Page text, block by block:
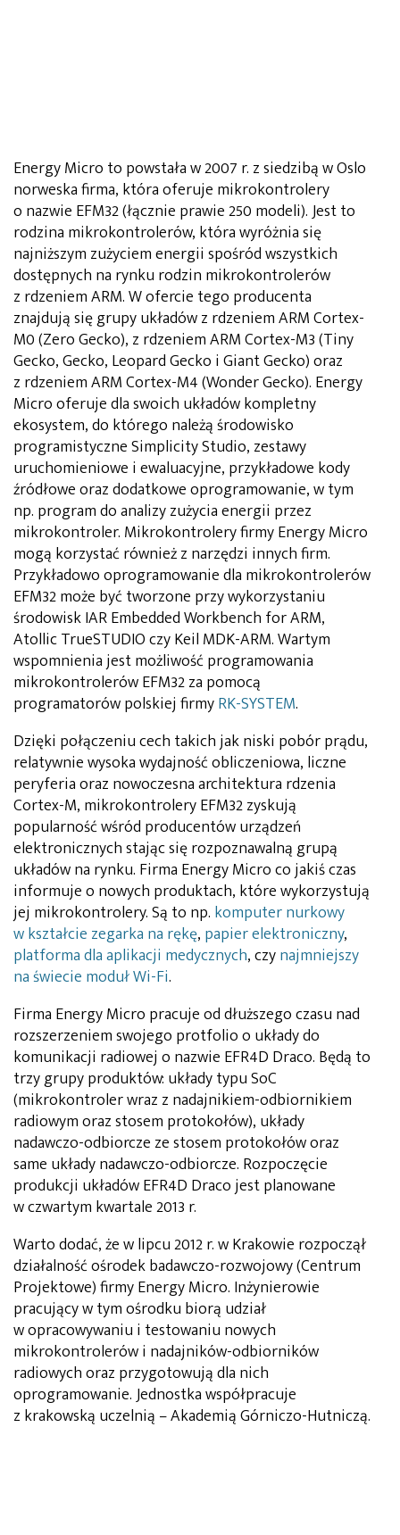
Energy Micro to powstała w 2007 r. z siedzibą w Oslo
norweska firma, która oferuje mikrokontrolery
o nazwie EFM32 (łącznie prawie 250 modeli). Jest to
rodzina mikrokontrolerów, która wyróżnia się
najniższym zużyciem energii spośród wszystkich
dostępnych na rynku rodzin mikrokontrolerów
z rdzeniem ARM. W ofercie tego producenta
znajdują się grupy układów z rdzeniem ARM Cortex-
M0 (Zero Gecko), z rdzeniem ARM Cortex-M3 (Tiny
Gecko, Gecko, Leopard Gecko i Giant Gecko) oraz
z rdzeniem ARM Cortex-M4 (Wonder Gecko). Energy
Micro oferuje dla swoich układów kompletny
ekosystem, do którego należą środowisko
programistyczne Simplicity Studio, zestawy
uruchomieniowe i ewaluacyjne, przykładowe kody
źródłowe oraz dodatkowe oprogramowanie, w tym
np. program do analizy zużycia energii przez
mikrokontroler. Mikrokontrolery firmy Energy Micro
mogą korzystać również z narzędzi innych firm.
Przykładowo oprogramowanie dla mikrokontrolerów
EFM32 może być tworzone przy wykorzystaniu
środowisk IAR Embedded Workbench for ARM,
Atollic TrueSTUDIO czy Keil MDK-ARM. Wartym
wspomnienia jest możliwość programowania
mikrokontrolerów EFM32 za pomocą
programatorów polskiej firmyRK-SYSTEM.
Dzięki połączeniu cech takich jak niski pobór prądu,
relatywnie wysoka wydajność obliczeniowa, liczne
peryferia oraz nowoczesna architektura rdzenia
Cortex-M, mikrokontrolery EFM32 zyskują
popularność wśród producentów urządzeń
elektronicznych stając się rozpoznawalną grupą
układów na rynku. Firma Energy Micro co jakiś czas
informuje o nowych produktach, które wykorzystują
jej mikrokontrolery. Są to np. komputer nurkowy
w kształcie zegarka na rękę, papier elektroniczny,
platforma dla aplikacji medycznych, czynajmniejszy
na świecie moduł Wi-Fi.
Firma Energy Micro pracuje od dłuższego czasu nad
rozszerzeniem swojego protfolio o układy do
komunikacji radiowej o nazwie EFR4D Draco. Będą to
trzy grupy produktów: układy typu SoC
(mikrokontroler wraz z nadajnikiem-odbiornikiem
radiowym oraz stosem protokołów), układy
nadawczo-odbiorcze ze stosem protokołów oraz
same układy nadawczo-odbiorcze. Rozpoczęcie
produkcji układów EFR4D Draco jest planowane
w czwartym kwartale 2013 r.
Warto dodać, że w lipcu 2012 r. w Krakowie rozpoczął
działalność ośrodek badawczo-rozwojowy (Centrum
Projektowe) firmy Energy Micro. Inżynierowie
pracujący w tym ośrodku biorą udział
w opracowywaniu i testowaniu nowych
mikrokontrolerów i nadajników-odbiorników
radiowych oraz przygotowują dla nich
oprogramowanie. Jednostka współpracuje
z krakowską uczelnią – Akademią Górniczo-Hutniczą.